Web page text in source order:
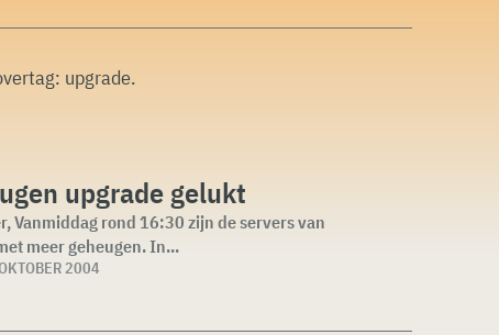
upgrade.
upgrade gelukt
Vanmiddag rond 16:30 zijn de servers van
meer geheugen. In...
2004